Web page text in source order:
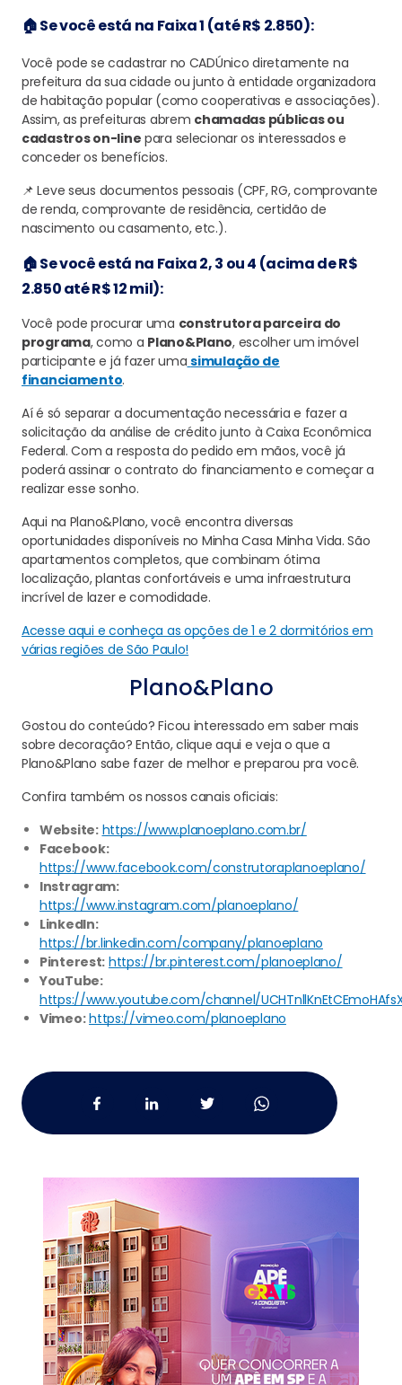
🏠 Se você está na Faixa 1 (até R$ 2.850):
Você pode se cadastrar no CADÚnico diretamente na
prefeitura da sua cidade ou junto à entidade organizadora
de habitação popular (como cooperativas e associações).
Assim, as prefeituras abrem chamadas públicas ou
cadastros on-line para selecionar os interessados e
conceder os benefícios.
📌 Leve seus documentos pessoais (CPF, RG, comprovante
de renda, comprovante de residência, certidão de
nascimento ou casamento, etc.).
🏠 Se você está na Faixa 2, 3 ou 4 (acima de R$
2.850 até R$ 12 mil):
Você pode procurar uma construtora parceira do
programa, como a Plano&Plano, escolher um imóvel
participante e já fazer uma simulação de
financiamento.
Aí é só separar a documentação necessária e fazer a
solicitação da análise de crédito junto à Caixa Econômica
Federal. Com a resposta do pedido em mãos, você já
poderá assinar o contrato do financiamento e começar a
realizar esse sonho.
Aqui na Plano&Plano, você encontra diversas
oportunidades disponíveis no Minha Casa Minha Vida. São
apartamentos completos, que combinam ótima
localização, plantas confortáveis e uma infraestrutura
incrível de lazer e comodidade.
Acesse aqui e conheça as opções de 1 e 2 dormitórios em
várias regiões de São Paulo!
Plano&Plano
Gostou do conteúdo? Ficou interessado em saber mais
sobre decoração? Então, clique aqui e veja o que a
Plano&Plano sabe fazer de melhor e preparou pra você.
Confira também os nossos canais oficiais:
Website: https://www.planoeplano.com.br/
Facebook:
https://www.facebook.com/construtoraplanoeplano/
Instragram:
https://www.instagram.com/planoeplano/
LinkedIn:
https://br.linkedin.com/company/planoeplano
Pinterest: https://br.pinterest.com/planoeplano/
YouTube:
https://www.youtube.com/channel/
Vimeo:https://vimeo.com/planoeplano